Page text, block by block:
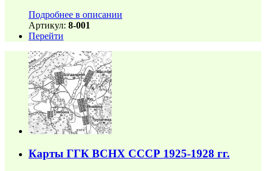
Подробнее в описании
Артикул: 8-001
Перейти
Карты ГГК ВСНХ СССР 1925-1928 гг.